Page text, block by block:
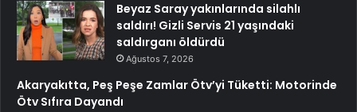
Beyaz Saray yakınlarında silahlı
saldırı! Gizli Servis 21 yaşındaki
saldırganı öldürdü
Ağustos 7, 2026
Akaryakıtta, Peş Peşe Zamlar Ötv’yi Tüketti: Motorinde
Ötv Sıfıra Dayandı